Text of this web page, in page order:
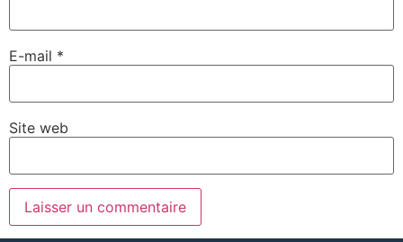
E-mail *
Site web